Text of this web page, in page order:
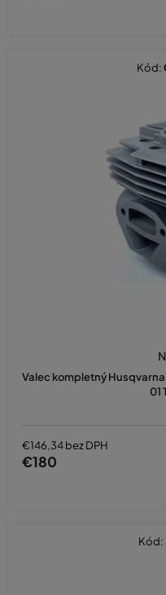
Valec kompletný
01
€146,34 bez DPH
€180
Kód:
Kód: